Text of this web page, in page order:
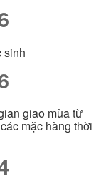
sinh
giao mùa từ
mặc hàng thời